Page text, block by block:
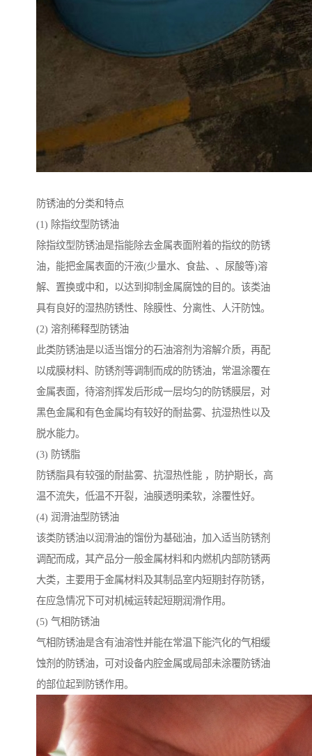
防锈油的分类和特点
(1) 除指纹型防锈油
除指纹型防锈油是指能除去金属表面附着的指纹的防锈
油，能把金属表面的汗液(少量水、食盐、、尿酸等)溶
解、置换或中和，以达到抑制金属腐蚀的目的。该类油
具有良好的湿热防锈性、除膜性、分离性、人汗防蚀。
(2) 溶剂稀释型防锈油
此类防锈油是以适当馏分的石油溶剂为溶解介质，再配
以成膜材料、防锈剂等调制而成的防锈油，常温涂覆在
金属表面，待溶剂挥发后形成一层均匀的防锈膜层，对
黑色金属和有色金属均有较好的耐盐雾、抗湿热性以及
脱水能力。
(3) 防锈脂
防锈脂具有较强的耐盐雾、抗湿热性能 ，防护期长，高
温不流失，低温不开裂，油膜透明柔软，涂覆性好。
(4) 润滑油型防锈油
该类防锈油以润滑油的馏份为基础油，加入适当防锈剂
调配而成，其产品分一般金属材料和内燃机内部防锈两
大类，主要用于金属材料及其制品室内短期封存防锈，
在应急情况下可对机械运转起短期润滑作用。
(5) 气相防锈油
气相防锈油是含有油溶性并能在常温下能汽化的气相缓
蚀剂的防锈油，可对设备内腔金属或局部未涂覆防锈油
的部位起到防锈作用。